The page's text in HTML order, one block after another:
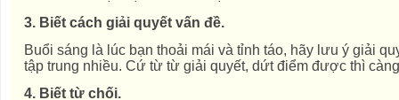
3. Biết cách giải quyết vấn đề.
Buổi sáng là lúc bạn thoải mái và tỉnh táo, hãy lưu ý giải
tập trung nhiều. Cứ từ từ giải quyết, dứt điểm được thì
4. Biết từ chối.